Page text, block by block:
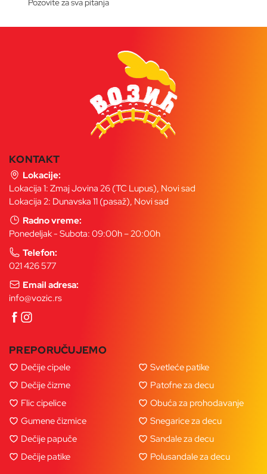
Pozovite za sva pitanja
KONTAKT
Lokacije:
Lokacija 1: Zmaj Jovina 26 (TC Lupus), Novi sad
Lokacija 2: Dunavska 11 (pasaž), Novi sad
Radno vreme:
Ponedeljak - Subota: 09:00h – 20:00h
Telefon:
021 426 577
Email adresa:
info@vozic.rs
PREPORUČUJEMO
Dečije cipele
Dečije čizme
Flic cipelice
Gumene čizmice
Dečije papuče
Dečije patike
Svetleće patike
Patofne za decu
Obuća za prohodavanje
Snegarice za decu
Sandale za decu
Polusandale za decu